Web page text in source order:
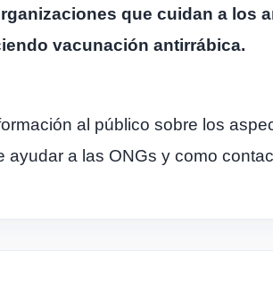
que cuidan a los
vacunación antirrábica.
al público sobre los
ayudar a las ONGs y como